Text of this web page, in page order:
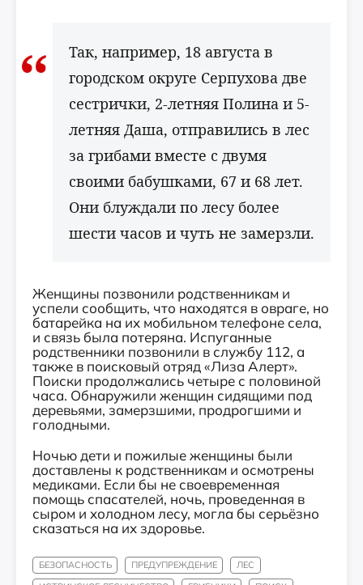
Так, например, 18 августа в
городском округе Серпухова две
сестрички, 2-летняя Полина и 5-
летняя Даша, отправились в лес
за грибами вместе с двумя
своими бабушками, 67 и 68 лет.
Они блуждали по лесу более
шести часов и чуть не замерзли.
Женщины позвонили родственникам и
успели сообщить, что находятся в овраге, но
батарейка на их мобильном телефоне села,
и связь была потеряна. Испуганные
родственники позвонили в службу 112, а
также в поисковый отряд «Лиза Алерт».
Поиски продолжались четыре с половиной
часа. Обнаружили женщин сидящими под
деревьями, замерзшими, продрогшими и
голодными.
Ночью дети и пожилые женщины были
доставлены к родственникам и осмотрены
медиками. Если бы не своевременная
помощь спасателей, ночь, проведенная в
сыром и холодном лесу, могла бы серьёзно
сказаться на их здоровье.
БЕЗОПАСНОСТЬ ПРЕДУПРЕЖДЕНИЕ
ЛЕС